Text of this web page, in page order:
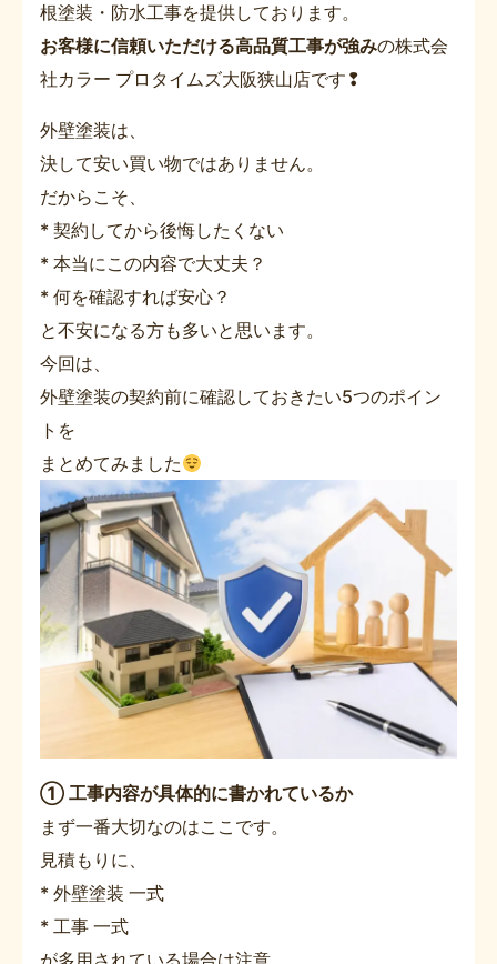
根塗装・防水工事を提供しております。
お客様に信頼いただける高品質工事が強みの株式会
社カラー プロタイムズ大阪狭山店です❢
外壁塗装は、
決して安い買い物ではありません。
だからこそ、
* 契約してから後悔したくない
* 本当にこの内容で大丈夫？
* 何を確認すれば安心？
と不安になる方も多いと思います。
今回は、
外壁塗装の契約前に確認しておきたい5つのポイン
トを
まとめてみました
① 工事内容が具体的に書かれているか
まず一番大切なのはここです。
見積もりに、
* 外壁塗装 一式
* 工事 一式
が多用されている場合は注意。